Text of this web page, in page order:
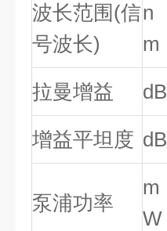
波长范围(信
号波长)
n
m
拉曼增益 dB
增益平坦度 dB
泵浦功率
m
W